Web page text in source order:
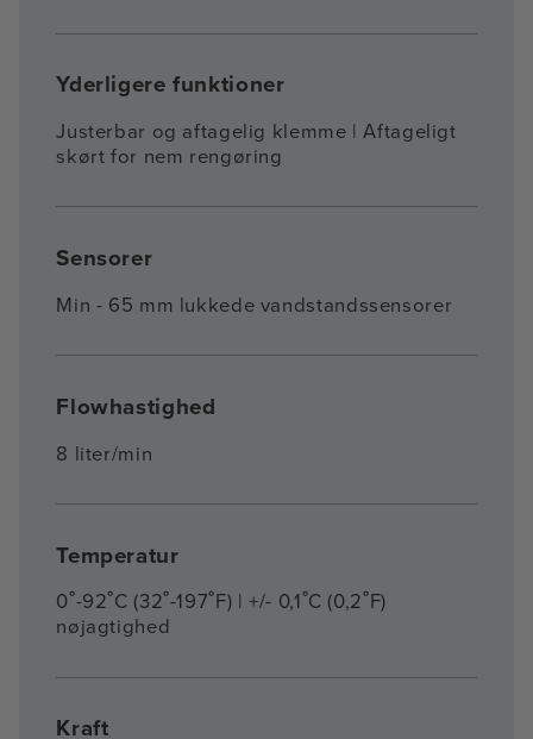
Yderligere funktioner
Justerbar og aftagelig klemme | Aftageligt
skørt for nem rengøring
Sensorer
Min - 65 mm lukkede vandstandssensorer
Flowhastighed
8 liter/min
Temperatur
0˚-92˚C (32˚-197˚F) | +/- 0,1˚C (0,2˚F)
nøjagtighed
Kraft